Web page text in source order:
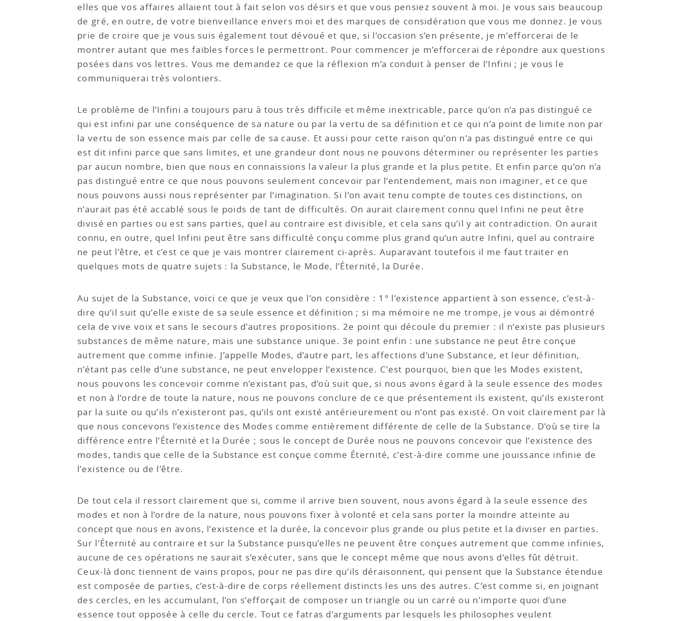
elles que vos affaires allaient tout à fait selon vos désirs et que vous pensiez souvent à moi. Je vous sais beaucoup
de gré, en outre, de votre bienveillance envers moi et des marques de considération que vous me donnez. Je vous
prie de croire que je vous suis également tout dévoué et que, si l’occasion s’en présente, je m’efforcerai de le
montrer autant que mes faibles forces le permettront. Pour commencer je m’efforcerai de répondre aux questions
posées dans vos lettres. Vous me demandez ce que la réflexion m’a conduit à penser de l’Infini ; je vous le
communiquerai très volontiers.
Le problème de l’Infini a toujours paru à tous très difficile et même inextricable, parce qu’on n’a pas distingué ce
qui est infini par une conséquence de sa nature ou par la vertu de sa définition et ce qui n’a point de limite non par
la vertu de son essence mais par celle de sa cause. Et aussi pour cette raison qu’on n’a pas distingué entre ce qui
est dit infini parce que sans limites, et une grandeur dont nous ne pouvons déterminer ou représenter les parties
par aucun nombre, bien que nous en connaissions la valeur la plus grande et la plus petite. Et enfin parce qu’on n’a
pas distingué entre ce que nous pouvons seulement concevoir par l’entendement, mais non imaginer, et ce que
nous pouvons aussi nous représenter par l’imagination. Si l’on avait tenu compte de toutes ces distinctions, on
n’aurait pas été accablé sous le poids de tant de difficultés. On aurait clairement connu quel Infini ne peut être
divisé en parties ou est sans parties, quel au contraire est divisible, et cela sans qu’il y ait contradiction. On aurait
connu, en outre, quel Infini peut être sans difficulté conçu comme plus grand qu’un autre Infini, quel au contraire
ne peut l’être, et c’est ce que je vais montrer clairement ci-après. Auparavant toutefois il me faut traiter en
quelques mots de quatre sujets : la Substance, le Mode, l’Éternité, la Durée.
Au sujet de la Substance, voici ce que je veux que l’on considère : 1° l’existence appartient à son essence, c’est-à-
dire qu’il suit qu’elle existe de sa seule essence et définition ; si ma mémoire ne me trompe, je vous ai démontré
cela de vive voix et sans le secours d’autres propositions. 2e point qui découle du premier : il n’existe pas plusieurs
substances de même nature, mais une substance unique. 3e point enfin : une substance ne peut être conçue
autrement que comme infinie. J’appelle Modes, d’autre part, les affections d’une Substance, et leur définition,
n’étant pas celle d’une substance, ne peut envelopper l’existence. C’est pourquoi, bien que les Modes existent,
nous pouvons les concevoir comme n’existant pas, d’où suit que, si nous avons égard à la seule essence des modes
et non à l’ordre de toute la nature, nous ne pouvons conclure de ce que présentement ils existent, qu’ils existeront
par la suite ou qu’ils n’existeront pas, qu’ils ont existé antérieurement ou n’ont pas existé. On voit clairement par là
que nous concevons l’existence des Modes comme entièrement différente de celle de la Substance. D’où se tire la
différence entre l’Éternité et la Durée ; sous le concept de Durée nous ne pouvons concevoir que l’existence des
modes, tandis que celle de la Substance est conçue comme Éternité, c’est-à-dire comme une jouissance infinie de
l’existence ou de l’être.
De tout cela il ressort clairement que si, comme il arrive bien souvent, nous avons égard à la seule essence des
modes et non à l’ordre de la nature, nous pouvons fixer à volonté et cela sans porter la moindre atteinte au
concept que nous en avons, l’existence et la durée, la concevoir plus grande ou plus petite et la diviser en parties.
Sur l’Éternité au contraire et sur la Substance puisqu’elles ne peuvent être conçues autrement que comme infinies,
aucune de ces opérations ne saurait s’exécuter, sans que le concept même que nous avons d’elles fût détruit.
Ceux-là donc tiennent de vains propos, pour ne pas dire qu’ils déraisonnent, qui pensent que la Substance étendue
est composée de parties, c’est-à-dire de corps réellement distincts les uns des autres. C’est comme si, en joignant
des cercles, en les accumulant, l’on s’efforçait de composer un triangle ou un carré ou n’importe quoi d’une
essence tout opposée à celle du cercle. Tout ce fatras d’arguments par lesquels les philosophes veulent